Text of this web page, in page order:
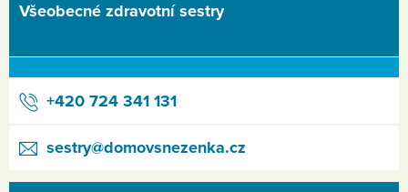
Všeobecné zdravotní sestry
+420 724 341 131
sestry@domovsnezenka.cz